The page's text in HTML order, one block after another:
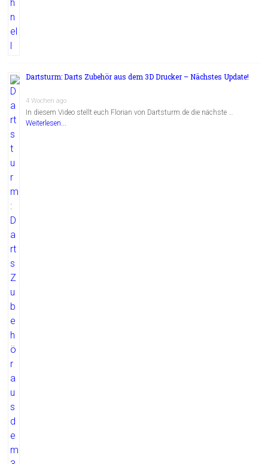
Dartsturm: Darts Zubehör aus dem 3D Drucker – Nächstes Update!
4 Wochen ago
In diesem Video stellt euch Florian von Dartsturm.de die nächste …
Weiterlesen...